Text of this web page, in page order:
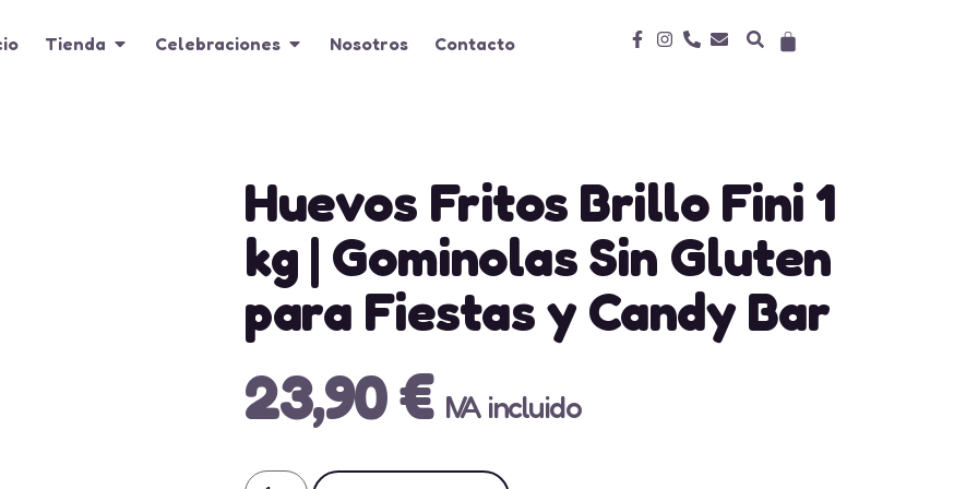
Tienda Celebraciones Nosotros Contacto
Huevos Fritos Brillo Fini 1
kg | Gominolas Sin Gluten
para Fiestas y Candy Bar
23,90€ IVA incluido